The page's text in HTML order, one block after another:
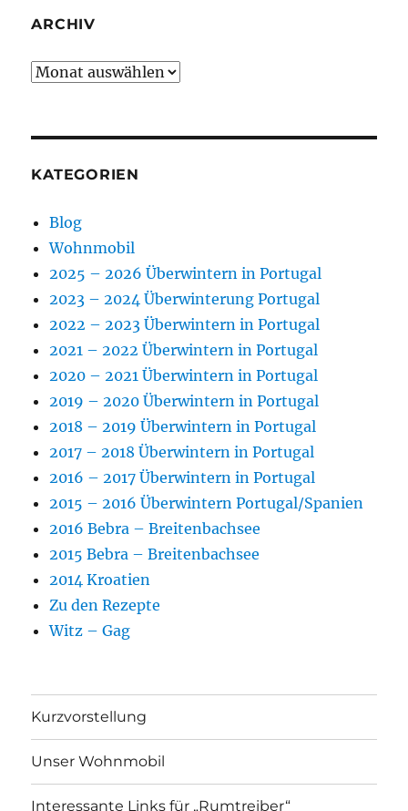
ARCHIV
Archiv
KATEGORIEN
Blog
Wohnmobil
2025 – 2026 Überwintern in Portugal
2023 – 2024 Überwinterung Portugal
2022 – 2023 Überwintern in Portugal
2021 – 2022 Überwintern in Portugal
2020 – 2021 Überwintern in Portugal
2019 – 2020 Überwintern in Portugal
2018 – 2019 Überwintern in Portugal
2017 – 2018 Überwintern in Portugal
2016 – 2017 Überwintern in Portugal
2015 – 2016 Überwintern Portugal/Spanien
2016 Bebra – Breitenbachsee
2015 Bebra – Breitenbachsee
2014 Kroatien
Zu den Rezepte
Witz – Gag
Kurzvorstellung
Unser Wohnmobil
Interessante Links für „Rumtreiber“